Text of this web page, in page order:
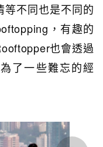
等不同也是不同的
，有趣的
也會透過
了一些難忘的經